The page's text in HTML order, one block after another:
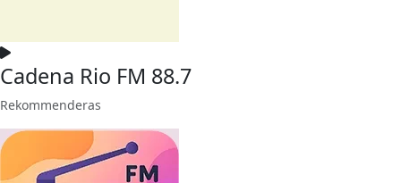
Cadena Rio FM 88.7
Rekommenderas